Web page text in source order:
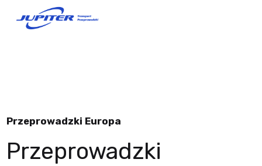
Przeprowadzki Europa
Przeprowadzki